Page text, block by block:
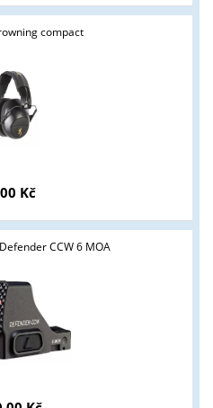
compact
Kč
CCW 6 MOA